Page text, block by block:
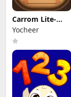
Carrom Lite-
Board Offline
Game
Yocheer